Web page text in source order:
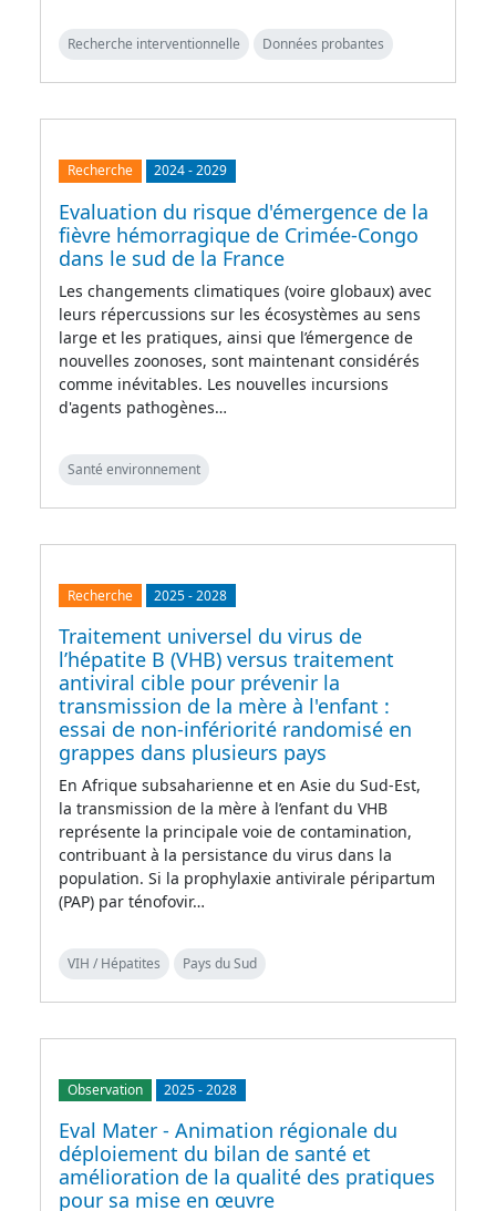
Recherche interventionnelle Données probantes
Recherche 2024-2029
Evaluation du risque d'émergence de la
fièvre hémorragique de Crimée-Congo
dans le sud de la France
Les changements climatiques (voire globaux) avec
leurs répercussions sur les écosystèmes au sens
large et les pratiques, ainsi que l’émergence de
nouvelles zoonoses, sont maintenant considérés
comme inévitables. Les nouvelles incursions
d'agents pathogènes…
Santé environnement
Recherche 2025-2028
Traitement universel du virus de
l’hépatite B (VHB) versus traitement
antiviral cible pour prévenir la
transmission de la mère à l'enfant :
essai de non-infériorité randomisé en
grappes dans plusieurs pays
En Afrique subsaharienne et en Asie du Sud-Est,
la transmission de la mère à l’enfant du VHB
représente la principale voie de contamination,
contribuant à la persistance du virus dans la
population. Si la prophylaxie antivirale péripartum
(PAP) par ténofovir…
VIH / Hépatites Pays du Sud
Observation 2025-2028
Eval Mater - Animation régionale du
déploiement du bilan de santé et
amélioration de la qualité des pratiques
pour sa mise en œuvre